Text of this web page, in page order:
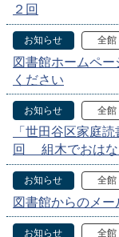
２回
お知らせ 全館
図書館ホームペ
ください
お知らせ 全館
「世田谷区家庭
回 組木でおはな
お知らせ 全館
図書館からのメー
お知らせ 全館